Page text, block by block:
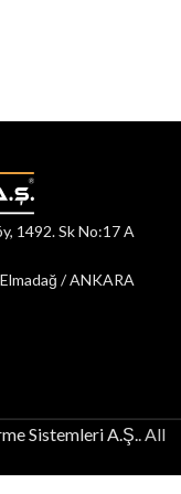
1492. Sk No:17 A
/ ANKARA
Sistemleri A.Ş. . All